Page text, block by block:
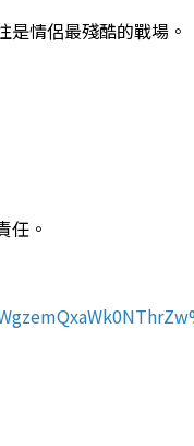
情侶最殘酷的戰場。
任。